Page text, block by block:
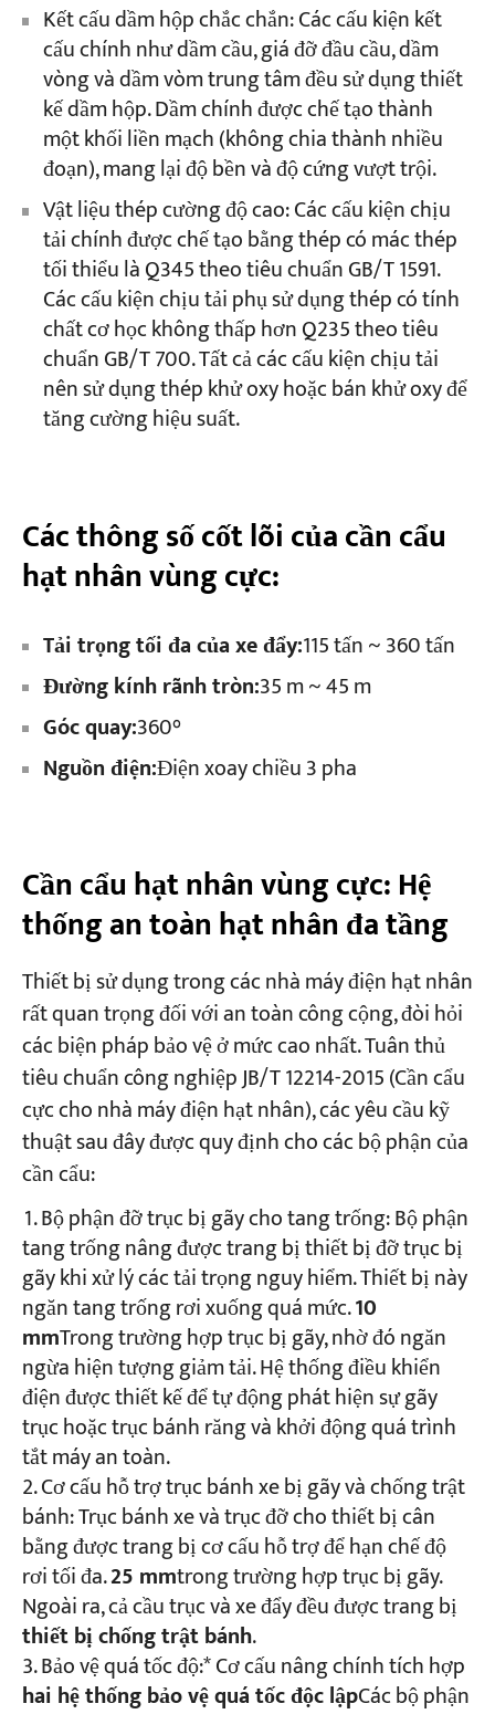
Kết cấu dầm hộp chắc chắn: Các cấu kiện kết
cấu chính như dầm cầu, giá đỡ đầu cầu, dầm
vòng và dầm vòm trung tâm đều sử dụng thiết
kế dầm hộp. Dầm chính được chế tạo thành
một khối liền mạch (không chia thành nhiều
đoạn), mang lại độ bền và độ cứng vượt trội.
Vật liệu thép cường độ cao: Các cấu kiện chịu
tải chính được chế tạo bằng thép có mác thép
tối thiểu là Q345 theo tiêu chuẩn GB/T 1591.
Các cấu kiện chịu tải phụ sử dụng thép có tính
chất cơ học không thấp hơn Q235 theo tiêu
chuẩn GB/T 700. Tất cả các cấu kiện chịu tải
nên sử dụng thép khử oxy hoặc bán khử oxy để
tăng cường hiệu suất.
Các thông số cốt lõi của cần cẩu
hạt nhân vùng cực:
Tải trọng tối đa của xe đẩy:115 tấn ~ 360 tấn
Đường kính rãnh tròn:35 m ~ 45 m
Góc quay:360°
Nguồn điện:Điện xoay chiều 3 pha
Cần cẩu hạt nhân vùng cực: Hệ
thống an toàn hạt nhân đa tầng
Thiết bị sử dụng trong các nhà máy điện hạt nhân
rất quan trọng đối với an toàn công cộng, đòi hỏi
các biện pháp bảo vệ ở mức cao nhất. Tuân thủ
tiêu chuẩn công nghiệp JB/T 12214-2015 (Cần cẩu
cực cho nhà máy điện hạt nhân), các yêu cầu kỹ
thuật sau đây được quy định cho các bộ phận của
cần cẩu:
Bộ phận đỡ trục bị gãy cho tang trống: Bộ phận
tang trống nâng được trang bị thiết bị đỡ trục bị
gãy khi xử lý các tải trọng nguy hiểm. Thiết bị này
ngăn tang trống rơi xuống quá mức.10
mmTrong trường hợp trục bị gãy, nhờ đó ngăn
ngừa hiện tượng giảm tải. Hệ thống điều khiển
điện được thiết kế để tự động phát hiện sự gãy
trục hoặc trục bánh răng và khởi động quá trình
tắt máy an toàn.
Cơ cấu hỗ trợ trục bánh xe bị gãy và chống trật
bánh: Trục bánh xe và trục đỡ cho thiết bị cân
bằng được trang bị cơ cấu hỗ trợ để hạn chế độ
rơi tối đa.25 mmtrong trường hợp trục bị gãy.
Ngoài ra, cả cầu trục và xe đẩy đều được trang bị
thiết bị chống trật bánh.
Bảo vệ quá tốc độ:* Cơ cấu nâng chính tích hợp
hai hệ thống bảo vệ quá tốc độc lậpCác bộ phận